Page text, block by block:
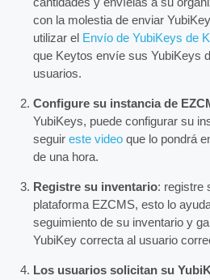
con la molestia de enviar
utilizar el Envío de YubiKeys de
que Keytos envíe sus YubiKeys
usuarios.
Configure su instancia de
YubiKeys, puede configurar su
seguireste video que lo pondrá
de una hora.
Registre su inventario: registre
plataforma EZCMS, esto lo
seguimiento de su inventario y
YubiKey correcta al usuario
Los usuarios solicitan su